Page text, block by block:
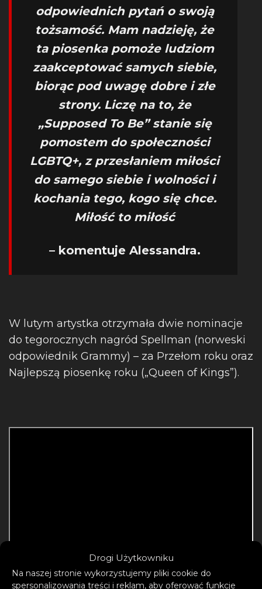
Drogi Użytkowniku
Na naszej stronie wykorzystujemy pliki cookie do
spersonalizowania treści i reklam, aby oferować funkcje
odpowiednich pytań o swoją
tożsamość. Mam nadzieję, że
ta piosenka pomoże ludziom
zaakceptować samych siebie,
biorąc pod uwagę dobre i złe
strony. Liczę na to, że
„Supposed To Be” stanie się
pomostem do społeczności
LGBTQ+, z przesłaniem miłości
do samego siebie i wolności i
kochania tego, kogo się chce.
Miłość to miłość
– komentuje Alessandra.
W lutym artystka otrzymała dwie nominacje
do tegorocznych nagród Spellman (norweski
odpowiednik Grammy) – za Przełom roku oraz
Najlepszą piosenkę roku („Queen of Kings”).